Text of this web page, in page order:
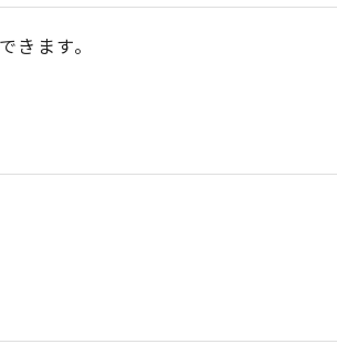
ます。